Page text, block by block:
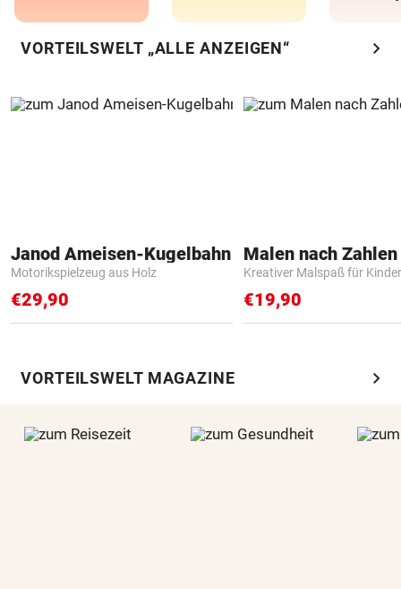
VORTEILSWELT „ALLE ANZEIGEN“ chevron_right
Janod Ameisen-Kugelbahn
Motorikspielzeug aus Holz
€29,90
Kreativer Malspaß für Kinder
€19,90
VORTEILSWELT MAGAZINE chevron_right